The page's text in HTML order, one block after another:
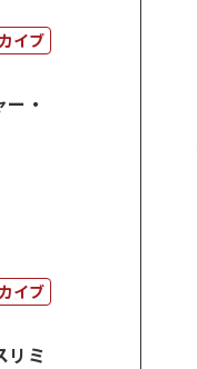
イブ
・
イブ
リミ